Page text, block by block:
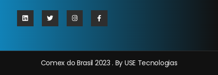
Comex do Brasil 2023 . By USE Tecnologias